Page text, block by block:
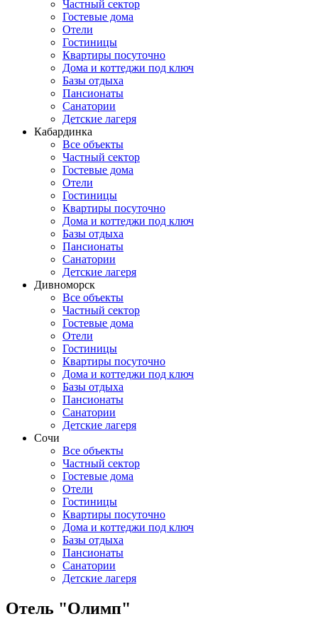
Частный сектор
Гостевые дома
Отели
Гостиницы
Квартиры посуточно
Дома и коттеджи под ключ
Базы отдыха
Пансионаты
Санатории
Детские лагеря
Кабардинка
Все объекты
Частный сектор
Гостевые дома
Отели
Гостиницы
Квартиры посуточно
Дома и коттеджи под ключ
Базы отдыха
Пансионаты
Санатории
Детские лагеря
Дивноморск
Все объекты
Частный сектор
Гостевые дома
Отели
Гостиницы
Квартиры посуточно
Дома и коттеджи под ключ
Базы отдыха
Пансионаты
Санатории
Детские лагеря
Сочи
Все объекты
Частный сектор
Гостевые дома
Отели
Гостиницы
Квартиры посуточно
Дома и коттеджи под ключ
Базы отдыха
Пансионаты
Санатории
Детские лагеря
Отель "Олимп"